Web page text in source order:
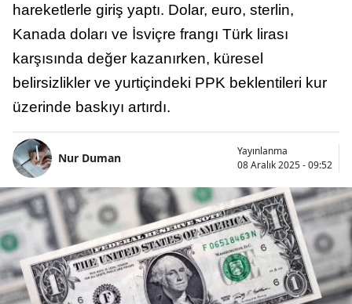
hareketlerle giriş yaptı. Dolar, euro, sterlin,
Kanada doları ve İsviçre frangı Türk lirası
karşısında değer kazanırken, küresel
belirsizlikler ve yurtiçindeki PPK beklentileri kur
üzerinde baskıyı artırdı.
Nur Duman
Yayınlanma
08 Aralık 2025 - 09:52